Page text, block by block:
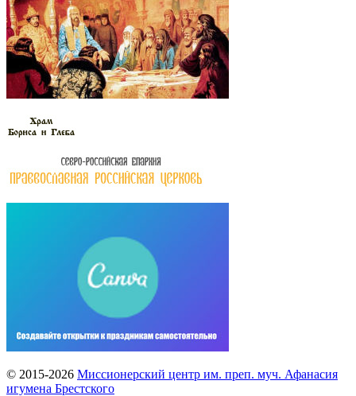
© 2015-2026 Миссионерский центр им. преп. муч. Афанасия
игумена Брестского